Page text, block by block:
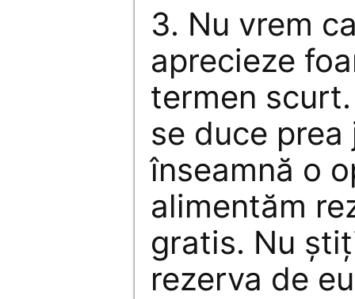
3. Nu vrem
aprecieze
termen
se duce
înseamnă o
alimentăm
gratis. Nu
rezerva de